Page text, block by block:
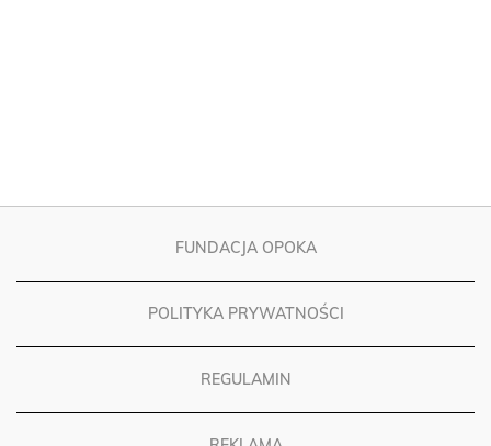
FUNDACJA OPOKA
POLITYKA PRYWATNOŚCI
REGULAMIN